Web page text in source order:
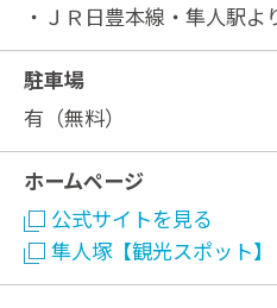
・ＪＲ日豊本線・隼人駅
駐車場
有（無料）
ホームページ
公式サイトを見る
隼人塚【観光スポット】